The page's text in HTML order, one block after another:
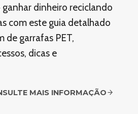
dinheiro reciclando
com este guia detalhado
de garrafas PET,
dicas e
MAIS INFORMAÇÃO